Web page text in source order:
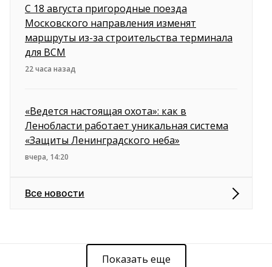
С 18 августа пригородные поезда
Московского направления изменят
маршруты из-за строительства терминала
для ВСМ
22 часа назад
«Ведется настоящая охота»: как в
Ленобласти работает уникальная система
«Защиты Ленинградского неба»
вчера, 14:20
Все новости
Показать еще